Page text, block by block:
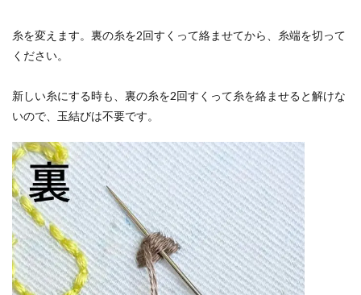
糸を変えます。裏の糸を2回すくって絡ませてから、糸端を切って
ください。
新しい糸にする時も、裏の糸を2回すくって糸を絡ませると解けな
いので、玉結びは不要です。